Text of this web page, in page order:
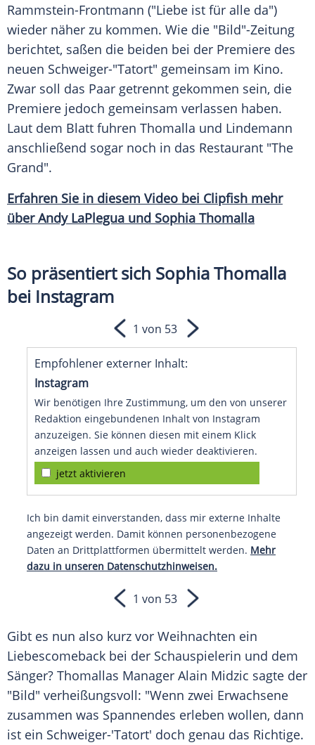
Rammstein-Frontmann ("Liebe ist für alle da")
wieder näher zu kommen. Wie die "Bild"-Zeitung
berichtet, saßen die beiden bei der Premiere des
neuen Schweiger-"Tatort" gemeinsam im Kino.
Zwar soll das Paar getrennt gekommen sein, die
Premiere jedoch gemeinsam verlassen haben.
Laut dem Blatt fuhren Thomalla und Lindemann
anschließend sogar noch in das Restaurant "The
Grand".
Erfahren Sie in diesem Video bei Clipfish mehr
über Andy LaPlegua und Sophia Thomalla
So präsentiert sich Sophia Thomalla
bei Instagram
Empfohlener externer Inhalt:
Instagram
Wir benötigen Ihre Zustimmung, um den von unserer
Redaktion eingebundenen Inhalt von Instagram
anzuzeigen. Sie können diesen mit einem Klick
anzeigen lassen und auch wieder deaktivieren.
jetzt aktivieren
Ich bin damit einverstanden, dass mir externe Inhalte
angezeigt werden. Damit können personenbezogene
Daten an Drittplattformen übermittelt werden. Mehr
dazu in unseren Datenschutzhinweisen.
1 von 53
1 von 53
Gibt es nun also kurz vor Weihnachten ein
Liebescomeback bei der Schauspielerin und dem
Sänger? Thomallas Manager Alain Midzic sagte der
"Bild" verheißungsvoll: "Wenn zwei Erwachsene
zusammen was Spannendes erleben wollen, dann
ist ein Schweiger-'Tatort' doch genau das Richtige.